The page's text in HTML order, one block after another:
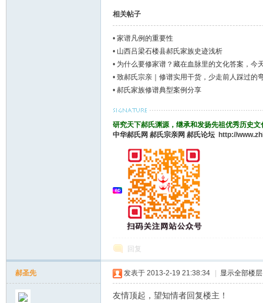
相关帖子
• 家谱凡例的重要性
• 山西吕梁石楼县郝氏家族史迹浅析
• 为什么要修家谱？藏在血脉里的文化答案，今
• 致郝氏宗亲｜修谱实用干货，少走前人踩过的
• 郝氏家族修谱典型案例分享
研究天下郝氏渊源，继承和发扬先祖优秀历史
中华郝氏网 郝氏宗亲网 郝氏论坛 http://
回复
郝圣先 发表于 2013-2-19 21:38:34 显示全部楼层
友情顶起，望知情者回复楼主！